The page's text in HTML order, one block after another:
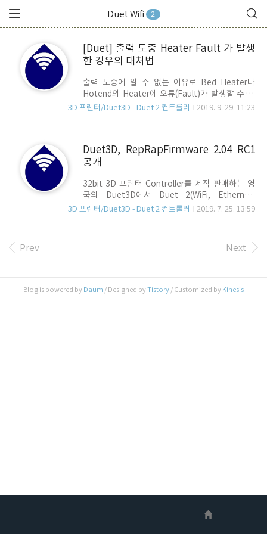
Duet Wifi 2
[Duet] 출력 도중 Heater Fault 가 발생
한 경우의 대처법
출력 도중에 알 수 없는 이유로 Bed Heater나
Hotend의 Heater에 오류(Fault)가 발생할 수 있
습니다. 이 경우, RRF(RepRapFirmware)는 출력
입하여, Pause.g 스크립트에 정의된 위치로 이동
면 몹시 당황하게 되는데, 이 때 출력을 망쳤다 생각
하지 마시고 신중하게 대처할 필요가 있습니다. 우
다면 3D프린터에 손을 대지 않습니다. 그대로 보전
한 상태에서 Gcode Console 창을 열고, M562 명
령을 내려줍니다. M562 Gcode는 RRF와
3D 프린터/Duet3D - Duet 2 컨트롤러 2019. 9. 29. 11:23
Duet3D, RepRapFirmware 2.04 RC1
공개
32bit 3D 프린터 Controller를 제작 판매하는 영
국의 Duet3D에서 Duet 2(WiFi, Ethernet,
Mestro) 용 RRF(RepRapFirmware) 2.04 RC1
DuetWiFiServer 1.23, DuetWebControl (1.226
, 2.00-RC6, 2.00-RC7)과 호환되며, 주요 업데이
Bed Height Map 정보를 .csv 파일로 저장할 수 있
는 P 파라미터를 더 이상 지원하지 않습니다. G29
3D 프린터/Duet3D - Duet 2 컨트롤러 2019. 7. 25. 13:59
Prev Next
Blog is powered by Daum / Designed byTistory / Customized by Kinesis